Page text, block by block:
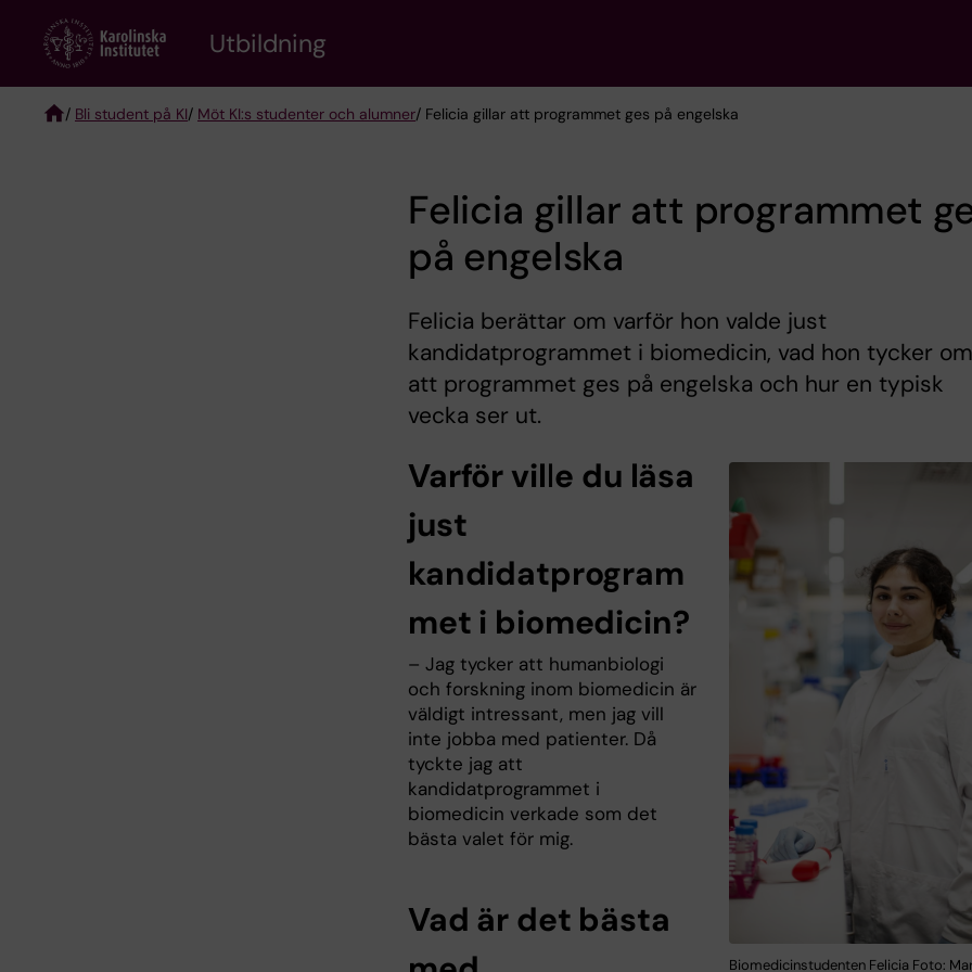
content
Utbildning
/ Bli student på KI/ Möt KI:s studenter och alumner/ Felicia gillar att programmet ges på engelska
Felicia gillar att programmet
på engelska
Felicia berättar om varför hon valde just
kandidatprogrammet i biomedicin, vad hon tycker om
att programmet ges på engelska och hur en typisk
vecka ser ut.
Biomedicinstudenten Felicia Foto:
Varför ville du läsa
just
kandidatprogram
met i biomedicin?
– Jag tycker att humanbiologi
och forskning inom biomedicin är
väldigt intressant, men jag vill
inte jobba med patienter. Då
tyckte jag att
kandidatprogrammet i
biomedicin verkade som det
bästa valet för mig.
Vad är det bästa